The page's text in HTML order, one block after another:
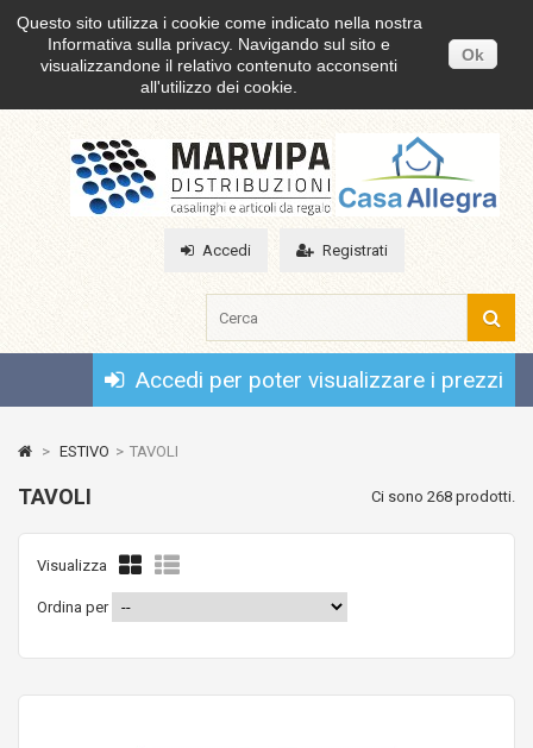
Questo sito utilizza i cookie come indicato nella nostra
Informativa sulla privacy. Navigando sul sito e
visualizzandone il relativo contenuto acconsenti
all'utilizzo dei cookie.
Ok
Accedi Registrati
Accedi per poter visualizzare i prezzi
> ESTIVO > TAVOLI
TAVOLI Ci sono 268 prodotti.
Visualizza
Ordina per